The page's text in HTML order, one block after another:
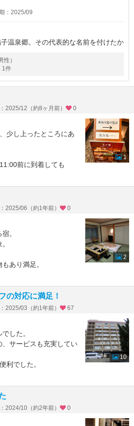
：2025/09
温泉郷。その代表的な名前を付けたか
部屋の広さはまずまずでした。食事は
性）
1件
2025/12（約8ヶ月前） 0
少し上ったところにあ
前に到着しても
。
の
1
2025/06（約1年前） 0
。
あり満足。
り、水回りはリニュー
2
の対応に満足！
2025/03（約1年前） 67
した。
サービスも充実してい
利でした。
鳴子温泉に向かう予定
10
2024/10（約2年前） 0